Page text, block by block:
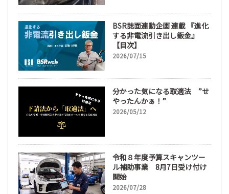
BSR誌面連動企画 連載 『進化
する非電流引き出し鈑金』
【目次】
2026/07/15
分かった気になる取適法 ”せ
やったんかぁ！”
2026/05/12
令和８年度予算スキャンツー
ル補助事業 8月7日受け付け
開始
2026/07/28